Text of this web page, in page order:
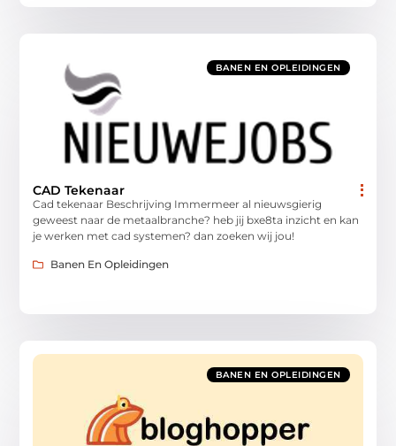
BANEN EN OPLEIDINGEN
CAD Tekenaar
Cad tekenaar Beschrijving Immermeer al nieuwsgierig
geweest naar de metaalbranche? heb jij bxe8ta inzicht en kan
je werken met cad systemen? dan zoeken wij jou!
Banen En Opleidingen
BANEN EN OPLEIDINGEN